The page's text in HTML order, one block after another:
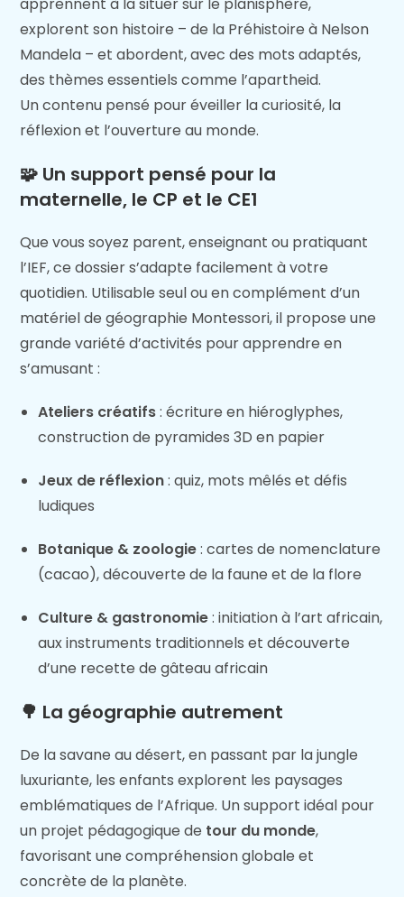
apprennent à la situer sur le planisphère,
explorent son histoire – de la Préhistoire à Nelson
Mandela – et abordent, avec des mots adaptés,
des thèmes essentiels comme l’apartheid.
Un contenu pensé pour éveiller la curiosité, la
réflexion et l’ouverture au monde.
🧩 Un support pensé pour la
maternelle, le CP et le CE1
Que vous soyez parent, enseignant ou pratiquant
l’IEF, ce dossier s’adapte facilement à votre
quotidien. Utilisable seul ou en complément d’un
matériel de géographie Montessori, il propose une
grande variété d’activités pour apprendre en
s’amusant :
Ateliers créatifs: écriture en hiéroglyphes,
construction de pyramides 3D en papier
Jeux de réflexion: quiz, mots mêlés et défis
ludiques
Botanique & zoologie: cartes de nomenclature
(cacao), découverte de la faune et de la flore
Culture & gastronomie: initiation à l’art africain,
aux instruments traditionnels et découverte
d’une recette de gâteau africain
🌳 La géographie autrement
De la savane au désert, en passant par la jungle
luxuriante, les enfants explorent les paysages
emblématiques de l’Afrique. Un support idéal pour
un projet pédagogique de tour du monde,
favorisant une compréhension globale et
concrète de la planète.